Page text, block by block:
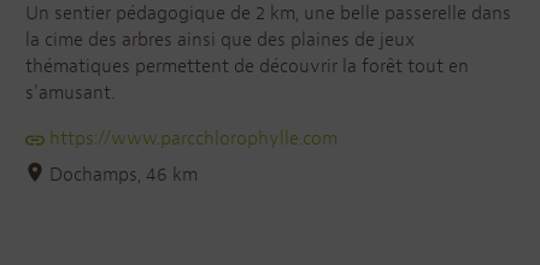
Un sentier pédagogique de 2 km, une belle passerelle dans
la cime des arbres ainsi que des plaines de jeux
thématiques permettent de découvrir la forêt tout en
s’amusant.
https://www.parcchlorophylle.com
Dochamps, 46 km